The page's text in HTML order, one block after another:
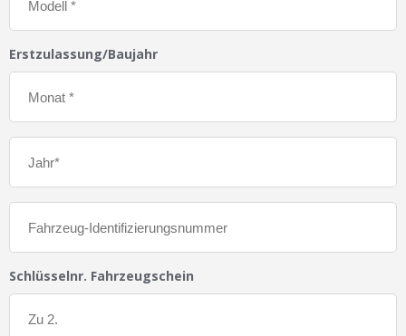
Erstzulassung/Baujahr
Schlüsselnr. Fahrzeugschein